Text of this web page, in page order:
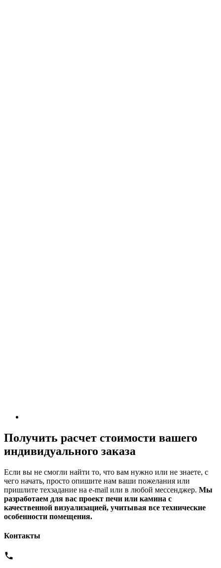
Получить расчет стоимости вашего
индивидуального заказа
Если вы не смогли найти то, что вам нужно или не знаете, с
чего начать, просто опишите нам ваши пожелания или
пришлите техзадание на e-mail или в любой мессенджер. Мы
разработаем для вас проект печи или камина с
качественной визуализацией, учитывая все технические
особенности помещения.
Контакты